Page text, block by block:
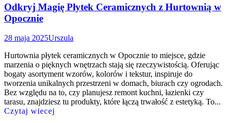
Odkryj Magię Płytek Ceramicznych z Hurtownią w
Opocznie
28 maja 2025Urszula
Hurtownia płytek ceramicznych w Opocznie to miejsce, gdzie
marzenia o pięknych wnętrzach stają się rzeczywistością. Oferując
bogaty asortyment wzorów, kolorów i tekstur, inspiruje do
tworzenia unikalnych przestrzeni w domach, biurach czy ogrodach.
Bez względu na to, czy planujesz remont kuchni, łazienki czy
tarasu, znajdziesz tu produkty, które łączą trwałość z estetyką. To...
Czytaj wiecej